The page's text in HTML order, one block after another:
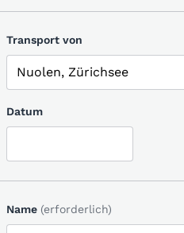
Transport von
Datum
Name (erforderlich)